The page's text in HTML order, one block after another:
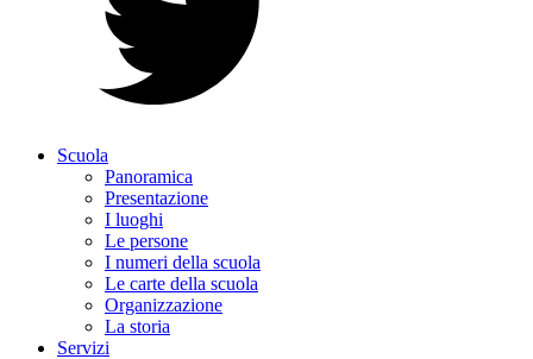
Scuola
Panoramica
Presentazione
I luoghi
Le persone
I numeri della scuola
Le carte della scuola
Organizzazione
La storia
Servizi